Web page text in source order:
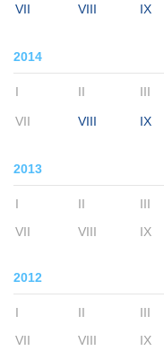
VII VIII IX
2014
I II III
VII VIII IX
2013
I II III
VII
VIII IX
2012
I II III
VII
VIII IX